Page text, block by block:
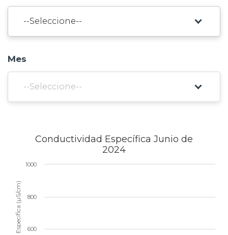
Acceso trabajadores/as
Mes
Conductividad Específica Junio de
2024
600
800
1000